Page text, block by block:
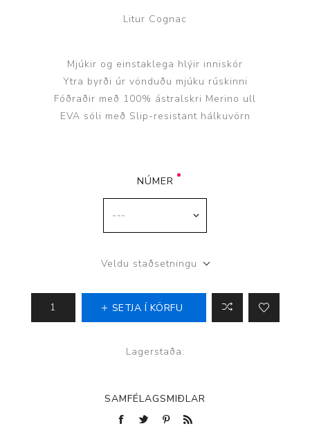
Litur Cognac
Mjúkir og einstaklega hlýir inniskór
Ytra byrði úr vönduðu mjúku rúskinni
Fóðraðir með 100% ástralskri Merino ull
EVA sóli með Slip-resistant hálkuvörn
NÚMER
Veldu staðsetningu
SETJA Í KÖRFU
Lagerstaða:
SAMFÉLAGSMIÐLAR